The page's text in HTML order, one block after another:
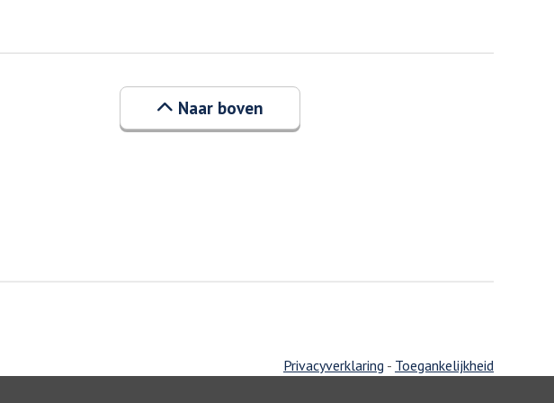
Naar boven
Privacyverklaring - Toegankelijkheid